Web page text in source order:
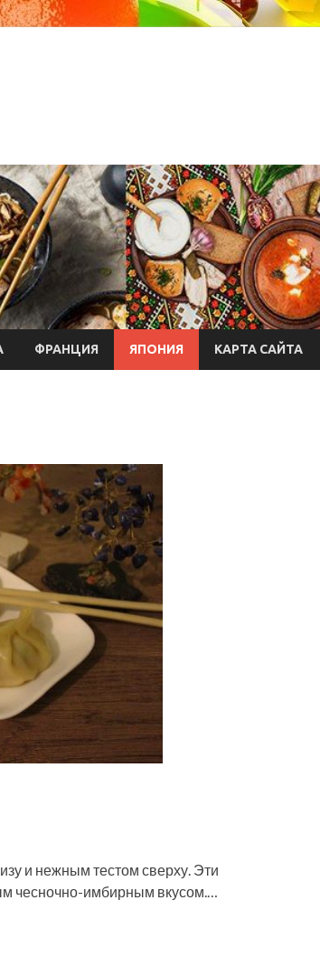
ФРАНЦИЯ ЯПОНИЯ КАРТА САЙТА
и нежным тестом сверху. Эти
чесночно-имбирным вкусом.…